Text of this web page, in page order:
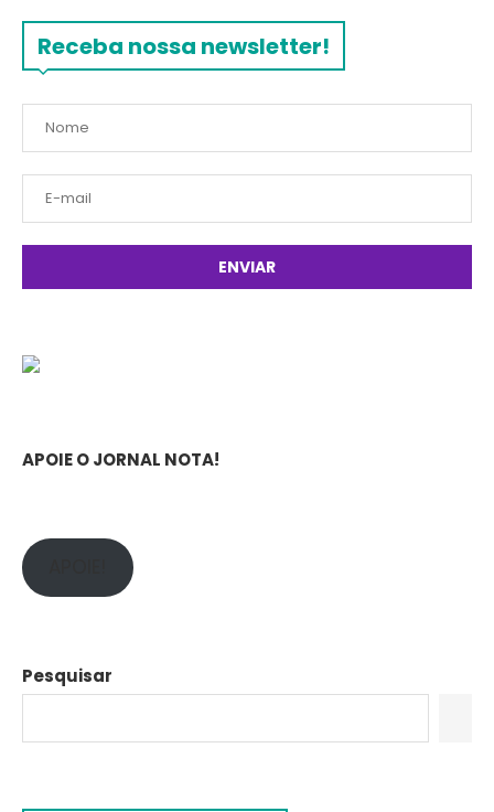
Receba nossa newsletter!
APOIE O JORNAL NOTA!
Pesquisar